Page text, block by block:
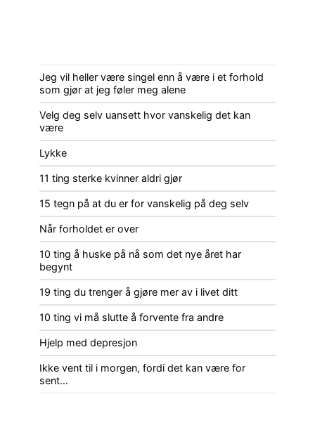
Jeg vil heller være singel enn å være i et forhold
som gjør at jeg føler meg alene
Velg deg selv uansett hvor vanskelig det kan
være
Lykke
11 ting sterke kvinner aldri gjør
15 tegn på at du er for vanskelig på deg selv
Når forholdet er over
10 ting å huske på nå som det nye året har
begynt
19 ting du trenger å gjøre mer av i livet ditt
10 ting vi må slutte å forvente fra andre
Hjelp med depresjon
Ikke vent til i morgen, fordi det kan være for
sent…